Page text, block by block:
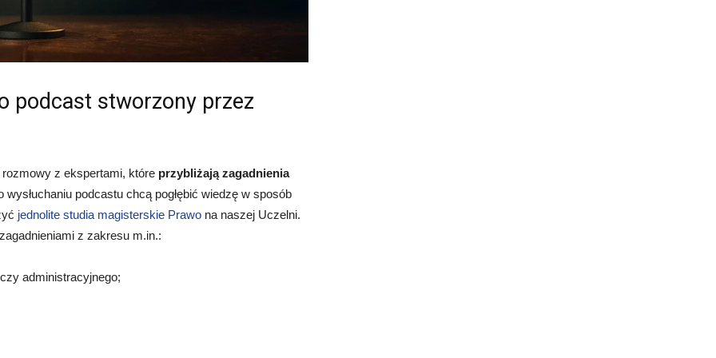
podcast stworzony przez
rozmowy z ekspertami, które przybliżają zagadnienia
wysłuchaniu podcastu chcą pogłębić wiedzę w sposób
jednolite studia magisterskie Prawo na naszej Uczelni.
z zakresu m.in.:
administracyjnego;